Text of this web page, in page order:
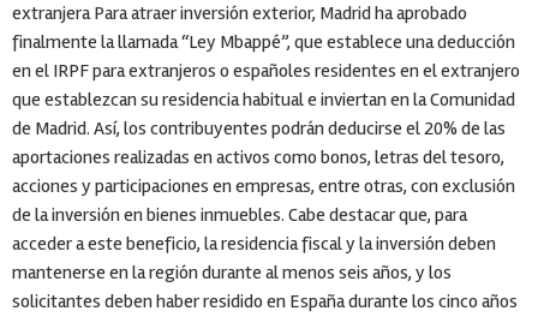
extranjera Para atraer inversión exterior, Madrid ha aprobado
finalmente la llamada “Ley Mbappé”, que establece una deducción
en el IRPF para extranjeros o españoles residentes en el extranjero
que establezcan su residencia habitual e inviertan en la Comunidad
de Madrid. Así, los contribuyentes podrán deducirse el 20% de las
aportaciones realizadas en activos como bonos, letras del tesoro,
acciones y participaciones en empresas, entre otras, con exclusión
de la inversión en bienes inmuebles. Cabe destacar que, para
acceder a este beneficio, la residencia fiscal y la inversión deben
mantenerse en la región durante al menos seis años, y los
solicitantes deben haber residido en España durante los cinco años